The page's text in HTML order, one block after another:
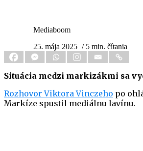
Mediaboom
25. mája 2025 / 5 min. čítania
Situácia medzi markizákmi sa
Rozhovor Viktora Vinczeho po
Markíze spustil mediálnu lavínu.